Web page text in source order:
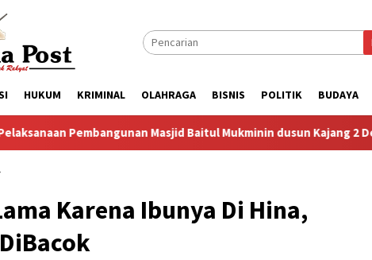
HUKUM KRIMINAL OLAHRAGA BISNIS POLITIK BUDAYA
Masjid Baitul Mukminin dusun Kajang 2 Desa Kepulungan Per Hari
Karena Ibunya Di Hina,